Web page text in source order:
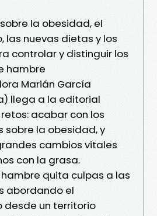
la obesidad, el
las nuevas dietas y los
controlar y distinguir los
hambre
Marián García
llega a la editorial
acabar con los
sobre la obesidad, y
cambios vitales
con la grasa.
quita culpas a las
abordando el
un territorio